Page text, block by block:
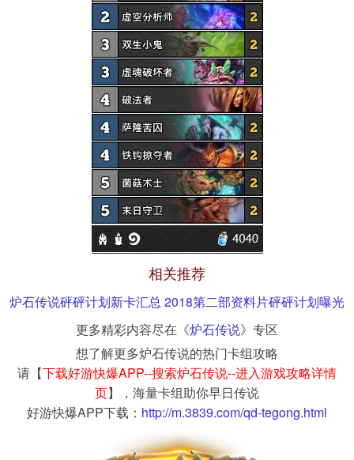
相关推荐
炉石传说砰砰计划新卡汇总 2018第二部资料片砰砰计划曝光
更多精彩内容尽在《炉石传说》专区
想了解更多炉石传说的热门卡组攻略
请【下载好游快爆APP--搜索炉石传说--进入游戏攻略详情
页】，海量卡组助你早日传说
好游快爆APP下载： http://m.3839.com/qd-tegong.html